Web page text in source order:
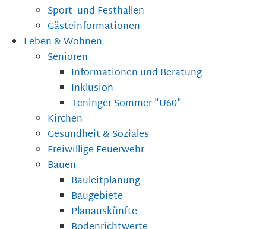
Sport- und Festhallen
Gästeinformationen
Leben & Wohnen
Senioren
Informationen und Beratung
Inklusion
Teninger Sommer "Ü60"
Kirchen
Gesundheit & Soziales
Freiwillige Feuerwehr
Bauen
Bauleitplanung
Baugebiete
Planauskünfte